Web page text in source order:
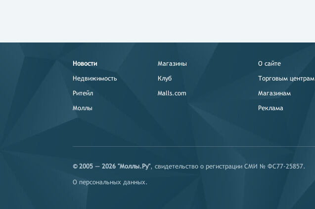
Новости
Недвижимость
Ритейл
Моллы
Магазины
Клуб
Malls.com
О сайте
Торговым центрам
Магазинам
Реклама
© 2005 — 2026 "Моллы.Ру", свидетельство о регистрации СМИ № ФС77-25857.
О персональных данных.